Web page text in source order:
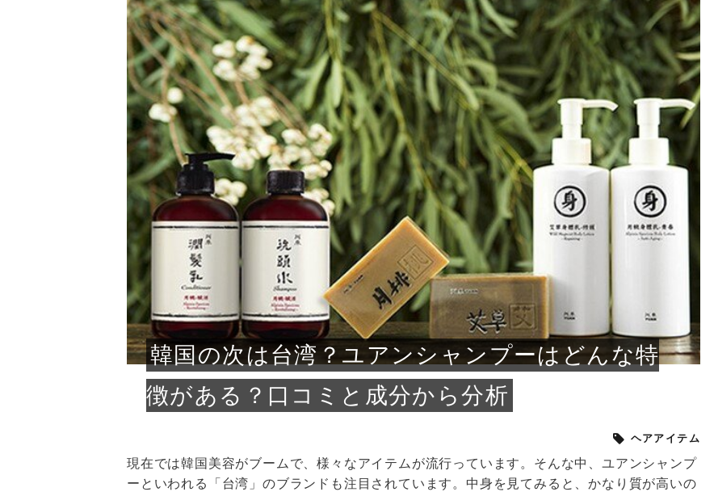
トリートメントの付け方で
仕上がりが変わる｜効かな
い原因...
トリートメントの付け方で仕上がりは
大きく変わります。今回は、毛先中心
の塗り...
メガネ
朝の5分が変わる！寝癖がつ
かない予防方法と時短寝癖
直し...
新生活シーズン、朝の身支度を少しで
も短くしたい人は多いはず。じつは寝
癖は、...
かえで
もっと見る
髪のくすみが気になる人
へ！2026春トレンドの明る
めく...
2026春のトレンドカラーは明るめのく
すみカラーです。ただし、髪がすでに
く...
さくら
ツヤと透明感で垢抜ける！
自然なヘアカラーで作る
「きれい...
職場で浮かない落ち着いたトーンにし
たいけれど、どこか垢抜けた印象にし
たいと...
さくら
もっと見る
2026年のショートウルフ最
新トレンドとは？ナチュラ
ル...
2026年のショートウルフは、ナチュラ
ルでエアリーな仕上がりが今っぽい正
解...
かえで
ルーズウェーブとは？2026
年の注目スタイルと長さ別
の...
2026年はレイヤーカットを使った髪型
のトレンドと重なり、ルーズウェーブ
ヘ...
かえで
もっと見る
美容室に行くのが恥ずかし
い？髪質の変化に気づいた
時こそ...
しばらく美容室に行けていないし、そ
ろそろ髪型を変えて気分転換したいと
思って...
メガネ
お気に入りのお店が倒産し
た後の美容室の探し方！失
敗しに...
美容室を倒産する数が増えているとい
うニュースがありました。もともと美
容室の...
かえで
もっと見る
ヘッドスパの落とし穴！知
らないと損する真実
ヘッドスパは、頭皮の汚れを落として
血行を促進し、リラックス効果や美髪
効果が...
さろめ
頭皮を刺激してお顔のリフ
トアップ♪毎日こつこつカン
タン小顔☆
毎日のちょっとした習慣で小顔は作れ
る！頭のこりをほぐしてフェイスライ
ンのリ...
chicca
もっと見る
髪を育てるには？毎日の洗
い方と生活習慣を見直す基
本ケア
髪をきれいに育てるには高価なアイテ
ムを増やす前に、洗い方や乾かし方、
頭皮の...
さくら
頭皮マッサージで目がぱっ
ちりする理由は？具体的な
やり方...
目元の印象を左右するのは目そのもの
ではなく、頭皮の状態かもしれませ
ん。以下...
メガネ
もっと見る
発酵エキスシャンプーって
何がいいの？無印良品など
のシャ...
スキンケアで人気の発酵成分が、シャ
ンプーにも広がっています。無印良品
などの...
さくら
アイロンが苦手でも大丈
夫！ブラッシング感覚で使
えるヘア...
ヘアアイロンを使うのが苦手、火傷が
怖いと感じている方はいないでしょう
か？そ...
さくら
もっと見る
ミニマリストのメイク術｜
少ないアイテムで「自分ら
しい美...
「たくさんのコスメを持っているの
に、実際に使っているのはいつも同じ
ものばか...
あおい
V3ファンデーションは危な
い？針の仕組み・全4種比
較・...
メイクをしている時間も、スキンケア
の時間に変えるという発想から生まれ
たのが...
あかり
もっと見る
針で小顔を目指す！美容鍼
の効果と後悔しない選び方
のポイント
フェイスラインをすっきりさせたいと
いうお悩みを抱えている方はいないで
しょう...
あかり
リンパマッサージと経絡マ
ッサージの違いとは？効果
と、自...
サロンのメニューを見ていると、「リ
ンパマッサージ」の他に「経絡マッサ
ージ」...
あかり
もっと見る
化粧ノリが変わる「顔脱
毛」。4つのメリットと、始
める前...
顔の産毛をカミソリで剃って、毛抜き
で抜くなど、日々の自己処理を手間に
感じて...
あおい
子供の脱毛、日焼け肌はN
G？親子で学ぶ、安心・安全
なエ...
「ムダ毛が気になる」とお子さんが悩
んでいる姿を見て、エステ脱毛を検討
し始め...
あおい
もっと見る
2026年運気アップネイルガ
イドを公開！幸運を呼ぶ色
と...
最近、なんとなく運気が停滞している
気がすると悩んでいないでしょうか？
じつは...
あおい
そのネイル、本当に似合っ
てる？指先をきれいに見え
るのは...
SNSや雑誌で見かけた素敵なネイルデ
ザインを、いざ自分の爪に試してみた
ら、...
さな
もっと見る
急に小じわが増えた？原因
と種類の見分け方＆自宅で
できる...
ふと鏡を見て、急に小じわが増えたと
落ち込んでいないでしょうか？じつは
その原...
あおい
ルルルン ハイドラのどれが
良い？その違いは？PDRN
や...
ルルルン ハイドラシリーズを使いたい
けれど、種類が多くてどれを選べばい
いか...
人の手ならではの痩身効
果。オールハンドエステの
魅力と、...
痩身エステと一言で言っても、最新の
機器を使ったものから、昔ながらの手
技によ...
あかり
その医療ダイエット、後悔
しませんか？失敗する人の
共通点...
医師の管理のもと、科学的根拠に基づ
いて行う「医療ダイエット」は、自己
流のダ...
韓国の次は台湾？ユアンシャンプーはどんな特
徴がある？口コミと成分から分析
ヘアアイテム
現在では韓国美容がブームで、様々なアイテムが流行っています。そんな中、ユアンシャンプ
ーといわれる「台湾」のブランドも注目されています。中身を見てみると、かなり質が高いの